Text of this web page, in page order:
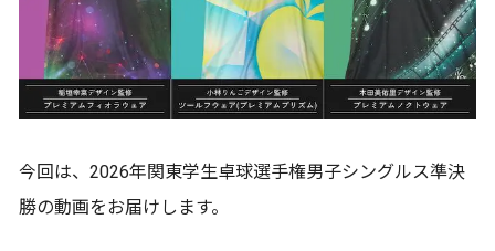
今回は、2026年関東学生卓球選手権男子シングルス準決
勝の動画をお届けします。